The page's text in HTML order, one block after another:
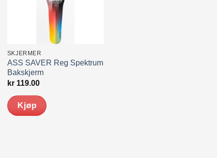
SKJERMER
ASS SAVER Reg Spektrum
Bakskjerm
kr119.00
Kjøp